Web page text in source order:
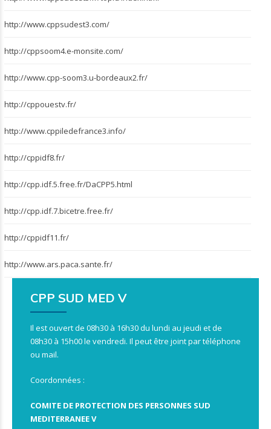
http://www.cppsudest3.com/
http://cppsoom4.e-monsite.com/
http://www.cpp-soom3.u-bordeaux2.fr/
http://cppouestv.fr/
http://www.cppiledefrance3.info/
http://cppidf8.fr/
http://cpp.idf.5.free.fr/DaCPP5.html
http://cpp.idf.7.bicetre.free.fr/
http://cppidf11.fr/
http://www.ars.paca.sante.fr/
CPP SUD MED V
Il est ouvert de 08h30 à 16h30 du lundi au jeudi et de
08h30 à 15h00 le vendredi. Il peut être joint par téléphone
ou mail.
Coordonnées :
COMITE DE PROTECTION DES PERSONNES SUD
MEDITERRANEE V